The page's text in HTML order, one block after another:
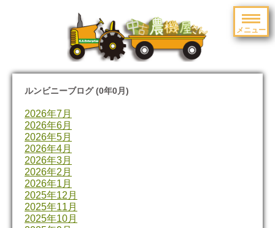
メニュー
navigation
ルンビニーブログ (0年0月)
2026年7月
2026年6月
2026年5月
2026年4月
2026年3月
2026年2月
2026年1月
2025年12月
2025年11月
2025年10月